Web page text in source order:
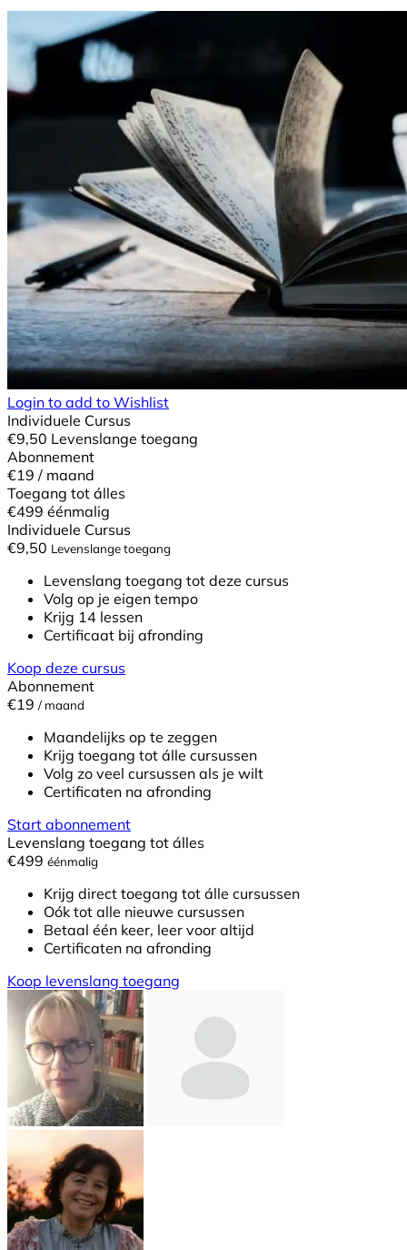
Login to add to Wishlist
Individuele Cursus
€9,50 Levenslange toegang
Abonnement
€19 / maand
Toegang tot álles
€499 éénmalig
Individuele Cursus
€9,50 Levenslange toegang
Levenslang toegang tot deze cursus
Volg op je eigen tempo
Krijg 14 lessen
Certificaat bij afronding
Koop deze cursus
Abonnement
€19 / maand
Maandelijks op te zeggen
Krijg toegang tot álle cursussen
Volg zo veel cursussen als je wilt
Certificaten na afronding
Start abonnement
Levenslang toegang tot álles
€499 éénmalig
Krijg direct toegang tot álle cursussen
Oók tot alle nieuwe cursussen
Betaal één keer, leer voor altijd
Certificaten na afronding
Koop levenslang toegang